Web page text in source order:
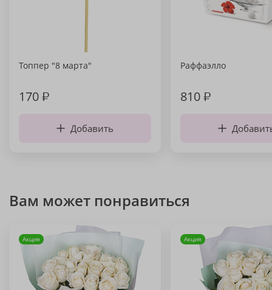
Топпер "8 марта"
170₽
Добавить
Раффаэлло
810₽
Вам может понравиться
Акция Акция